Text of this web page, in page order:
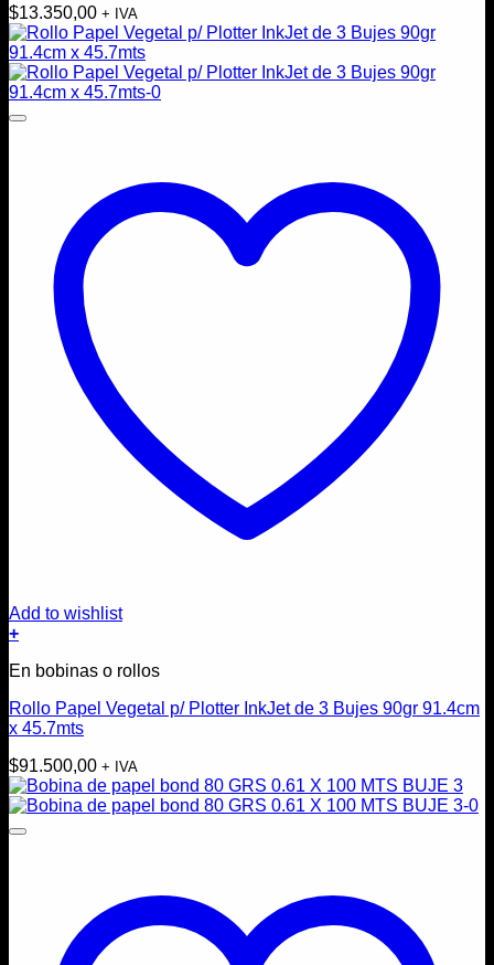
$13.350,00 + IVA
Add to wishlist
+
En bobinas o rollos
Rollo Papel Vegetal p/ Plotter InkJet de 3 Bujes 90gr 91.4cm
x 45.7mts
$91.500,00 + IVA